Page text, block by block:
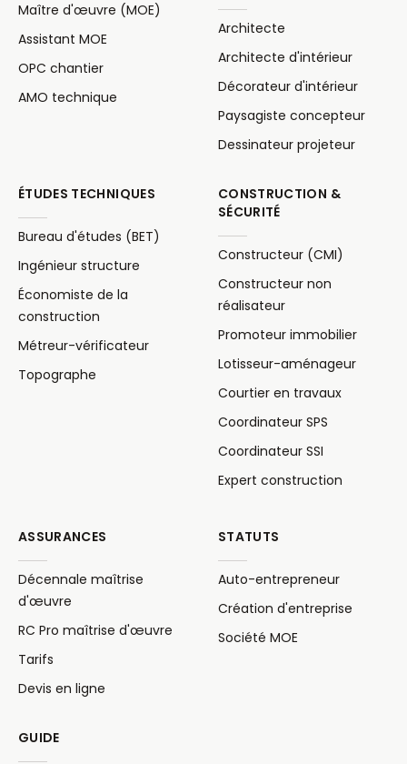
Maître d'œuvre (MOE)
Assistant MOE
OPC chantier
AMO technique
Architecte
Architecte d'intérieur
Décorateur d'intérieur
Paysagiste concepteur
Dessinateur projeteur
ÉTUDES TECHNIQUES
Bureau d'études (BET)
Ingénieur structure
Économiste de la
construction
Métreur-vérificateur
Topographe
CONSTRUCTION &
SÉCURITÉ
Constructeur (CMI)
Constructeur non
réalisateur
Promoteur immobilier
Lotisseur-aménageur
Courtier en travaux
Coordinateur SPS
Coordinateur SSI
Expert construction
ASSURANCES
Décennale maîtrise
d'œuvre
RC Pro maîtrise d'œuvre
Tarifs
Devis en ligne
STATUTS
Auto-entrepreneur
Création d'entreprise
Société MOE
GUIDE